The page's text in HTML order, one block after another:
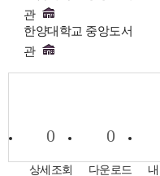
관
한양대학교 중앙도서
관
0
상세조회
0
다운로드